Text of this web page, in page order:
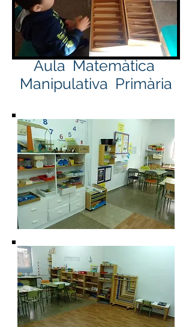
Aula Matemàtica
Manipulativa Primària